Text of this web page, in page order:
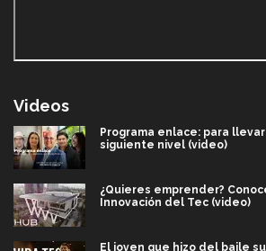
Videos
Programa enlace: para
siguiente nivel (video)
¿Quieres emprender?
Innovación del Tec (video)
El joven que hizo del baile